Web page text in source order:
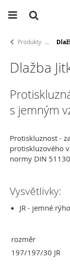
Produkty
Dlažba
s jemným
Protiskluznost -
protiskluzového
normy DIN
Vysvětlivky:
JR - jemné
rozměr
197/197/30 JR